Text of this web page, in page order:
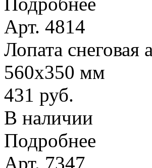
Арт. 4814
Лопата снеговая
560х350 мм
431 руб.
В наличии
Подробнее
Арт. 7347